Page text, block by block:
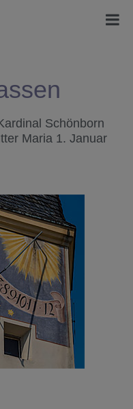
Schönborn
Maria 1. Januar